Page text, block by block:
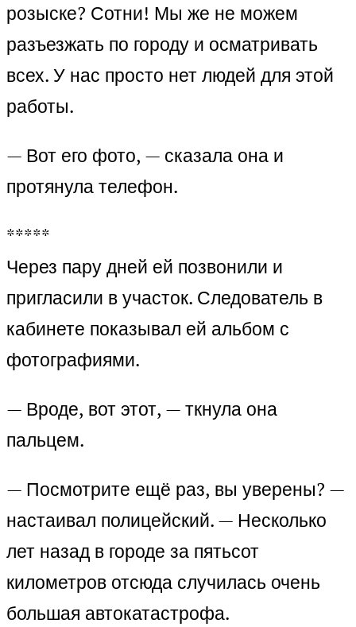
розыске? Сотни! Мы же не можем
разъезжать по городу и осматривать
всех. У нас просто нет людей для этой
работы.
— Вот его фото, — сказала она и
протянула телефон.
*****
Через пару дней ей позвонили и
пригласили в участок. Следователь в
кабинете показывал ей альбом с
фотографиями.
— Вроде, вот этот, — ткнула она
пальцем.
— Посмотрите ещё раз, вы уверены? —
настаивал полицейский. — Несколько
лет назад в городе за пятьсот
километров отсюда случилась очень
большая автокатастрофа.